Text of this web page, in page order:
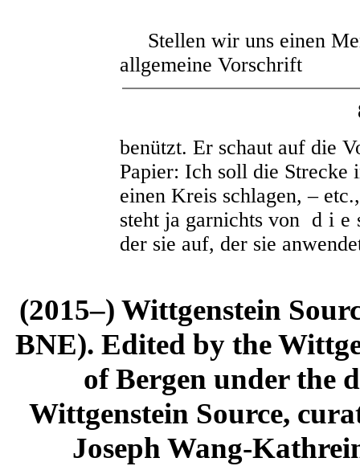
Stellen wir uns einen
allgemeine Vorschrift
benützt. Er schaut auf die
Papier: Ich soll die Strecke
einen Kreis schlagen, –
steht ja garnichts von
der sie auf, der sie
(2015–) Wittgenstein
BNE). Edited by the
of Bergen under the
Wittgenstein Source,
Joseph Wang-